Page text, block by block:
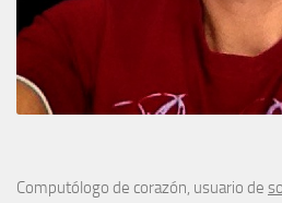
Computólogo de corazón, usuario de